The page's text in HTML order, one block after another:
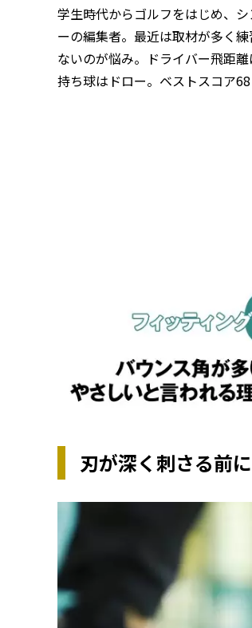
学生時代からゴルフをはじめ、
ーの編集者。最近は取材が多く
ないのが悩み。ドライバー飛距
持ち球はドロー。ベストスコア68
刃が深く刺さる前